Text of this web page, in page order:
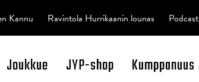
Joukkue JYP-shop Kumppanuus
Kannu Ravintola Hurrikaanin lounas Podcast